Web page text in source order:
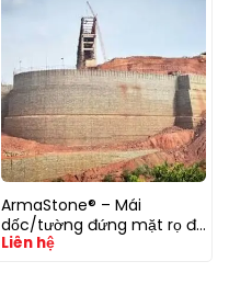
ArmaStone® – Mái
dốc/tường đứng mặt rọ đá
có cốt
Liên hệ